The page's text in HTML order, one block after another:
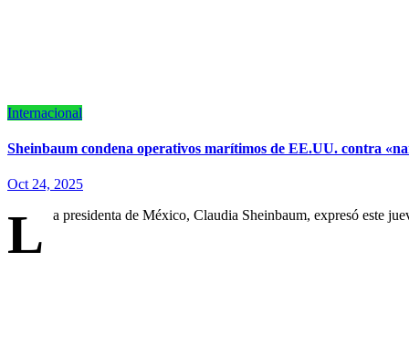
Internacional
Sheinbaum condena operativos marítimos de EE.UU. contra
Oct 24, 2025
L a presidenta de México, Claudia Sheinbaum, expresó este